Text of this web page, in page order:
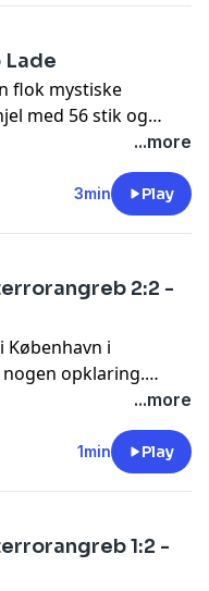
i
Lade
flok mystiske
med 56 stik og
er død, brutalt
drabsmændene, og
dø? Djævlen i
der får
iDR Lyd
...more
3min Play
2:2 -
i
opklaring.
mænd er. Det ændrer
i luften
ender på
i opklaringen af
...more
1min Play
1:2 -